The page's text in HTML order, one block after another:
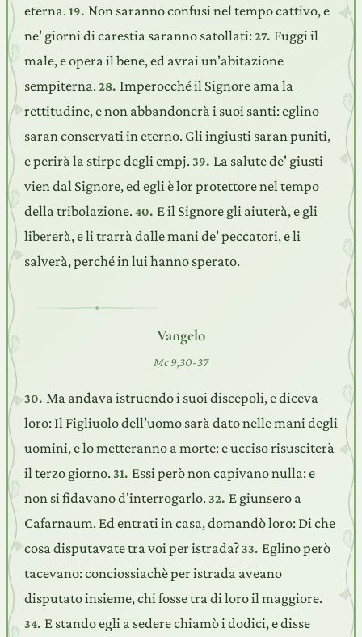
eterna. 19. Non saranno confusi nel tempo cattivo, e
ne' giorni di carestia saranno satollati:27. Fuggi il
male, e opera il bene, ed avrai un'abitazione
sempiterna. 28. Imperocché il Signore ama la
rettitudine, e non abbandonerà i suoi santi: eglino
saran conservati in eterno. Gli ingiusti saran puniti,
e perirà la stirpe degli empj. 39. La salute de' giusti
vien dal Signore, ed egli è lor protettore nel tempo
della tribolazione. 40. E il Signore gli aiuterà, e gli
libererà, e li trarrà dalle mani de' peccatori, e li
salverà, perché in lui hanno sperato.
Vangelo
Mc 9,30-37
30. Ma andava istruendo i suoi discepoli, e diceva
loro: Il Figliuolo dell'uomo sarà dato nelle mani degli
uomini, e lo metteranno a morte: e ucciso risusciterà
il terzo giorno.31. Essi però non capivano nulla: e
non si fidavano d'interrogarlo.32. E giunsero a
Cafarnaum. Ed entrati in casa, domandò loro: Di che
cosa disputavate tra voi per istrada?33. Eglino però
tacevano: conciossiachè per istrada aveano
disputato insieme, chi fosse tra di loro il maggiore.
34. E stando egli a sedere chiamò i dodici, e disse